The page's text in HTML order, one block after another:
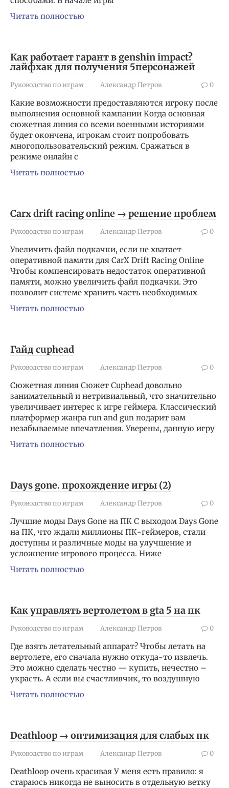
Читать полностью
Как работает гарант в genshin impact?
лайфхак для получения 5️персонажей
Руководство по играм Александр Петров 0
Какие возможности предоставляются игроку после
выполнения основной кампании Когда основная
сюжетная линия со всеми военными историями
будет окончена, игрокам стоит попробовать
многопользовательский режим. Сражаться в
режиме онлайн с
Читать полностью
Carx drift racing online → решение проблем
Руководство по играм Александр Петров 0
Увеличить файл подкачки, если не хватает
оперативной памяти для CarX Drift Racing Online
Чтобы компенсировать недостаток оперативной
памяти, можно увеличить файл подкачки. Это
позволит системе хранить часть необходимых
Читать полностью
Гайд cuphead
Руководство по играм Александр Петров 0
Сюжетная линия Сюжет Cuphead довольно
занимательный и нетривиальный, что значительно
увеличивает интерес к игре геймера. Классический
платформер жанра run and gun подарит вам
незабываемые впечатления. Уверены, данную игру
Читать полностью
Days gone. прохождение игры (2)
Руководство по играм Александр Петров 0
Лучшие моды Days Gone на ПК С выходом Days Gone
на ПК, что ждали миллионы ПК-геймеров, стали
доступны и различные моды на улучшение и
усложнение игрового процесса. Ниже
Читать полностью
Как управлять вертолетом в gta 5 на пк
Руководство по играм Александр Петров 0
Где взять летательный аппарат? Чтобы летать на
вертолете, его сначала нужно откуда-то извлечь.
Это можно сделать честно — купить, нечестно –
украсть. А если вы счастливчик, то воздушную
Читать полностью
Deathloop → оптимизация для слабых пк
Руководство по играм Александр Петров 0
Deathloop очень красивая У меня есть правило: я
стараюсь никогда не выносить в отдельную ветку